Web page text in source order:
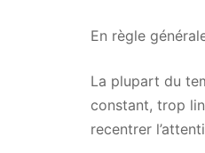
En règle
La plupart du
constant, trop
recentrer